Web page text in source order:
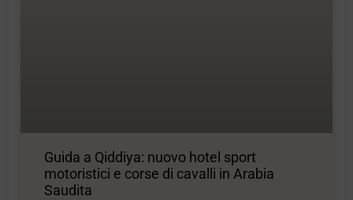
Guida a Qiddiya: nuovo hotel sport
motoristici e corse di cavalli in Arabia
Saudita